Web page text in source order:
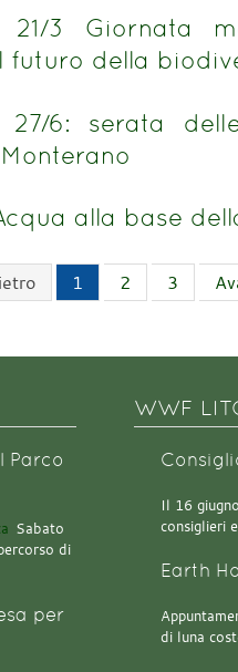
21/3 Giornata
futuro della
27/6: serata
alla base
1 2 3
Parco
Sabato
di
per
WWF
Il 16
consiglieri
Earth
di luna